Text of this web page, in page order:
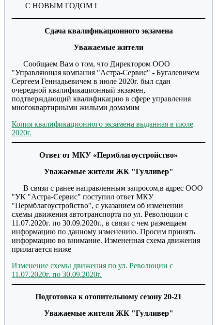
С НОВЫМ ГОДОМ !
Сдача квалификационного экзамена
Уважаемые жители
Сообщаем Вам о том, что Директором ООО
"Управляющая компания "Астра-Сервис" - Бугалевичем
Сергеем Геннадьевичем в июле 2020г. был сдан
очередной квалификационный экзамен,
подтверждающий квалификацию в сфере управления
многоквартирными жилыми домамим
Копия квалификационного экзамена выданная в июле
2020г.
Ответ от МКУ «Пермблагоустройство»
Уважаемые жители ЖК "Гулливер"
В связи с ранее направленным запросом,в адрес ООО
"УК "Астра-Сервис" поступил ответ МКУ
"Пермблагоустройство", с указанием об изменении
схемы движения автотранспорта по ул. Революции с
11.07.2020г. по 30.09.2020г., в связи с чем размещаем
информацию по данному изменению. Просим принять
информацию во внимание. Измененная схема движения
прилагается ниже
Изменение схемы движения по ул. Революции с
11.07.2020г. по 30.09.2020г.
Подготовка к отопительному сезону 20-21
Уважаемые жители ЖК "Гулливер"